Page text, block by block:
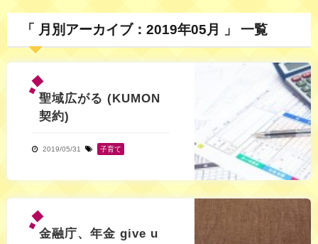
「 月別アーカイブ：2019年05月 」 一覧
聖域広がる (KUMON
契約)
2019/05/31 子育て
金融庁、年金 give u